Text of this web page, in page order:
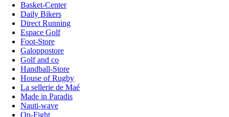
Basket-Center
Daily Bikers
Direct Running
Espace Golf
Foot-Store
Galoppostore
Golf and co
Handball-Store
House of Rugby
La sellerie de Maé
Made in Paradis
Nauti-wave
On-Fight